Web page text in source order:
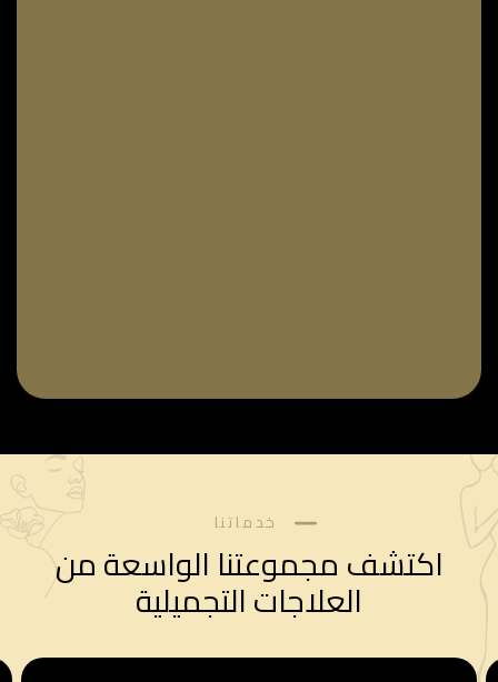
خدماتنا
اكتشف مجموعتنا الواسعة من
العلاجات التجميلية